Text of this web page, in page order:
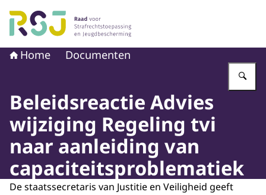
Naar de homepage van Raad voor
Home Documenten
Beleidsreactie Advies
wijziging Regeling tvi
naar aanleiding van
capaciteitsproblematiek
De staatssecretaris van Justitie en Veiligheid geeft